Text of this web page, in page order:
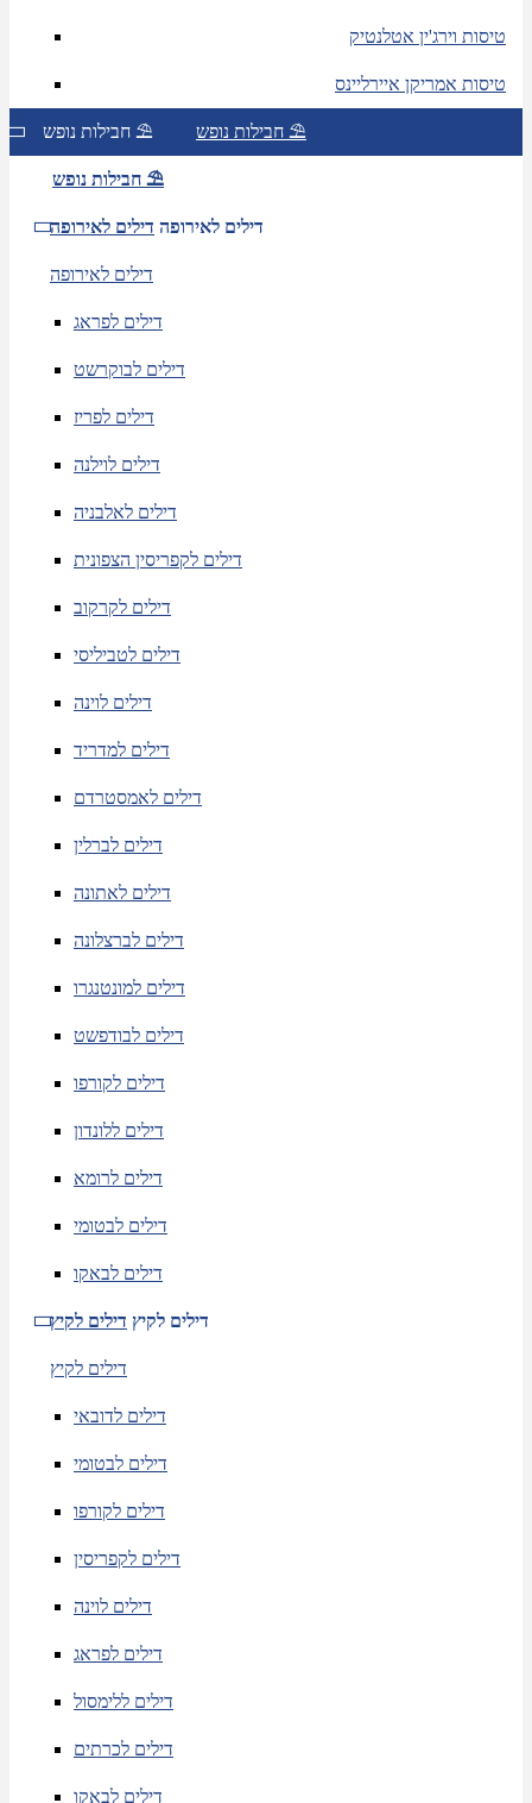
טיסות וירג'ין אטלנטיק
טיסות אמריקן איירליינס
חבילות נופש ⛱ חבילות נופש ⛱
חבילות נופש ⛱
דילים לאירופה דילים לאירופה
דילים לאירופה
דילים לפראג
דילים לבוקרשט
דילים לפריז
דילים לוילנה
דילים לאלבניה
דילים לקפריסין הצפונית
דילים לקרקוב
דילים לטביליסי
דילים לוינה
דילים למדריד
דילים לאמסטרדם
דילים לברלין
דילים לאתונה
דילים לברצלונה
דילים למונטנגרו
דילים לבודפשט
דילים לקורפו
דילים ללונדון
דילים לרומא
דילים לבטומי
דילים לבאקו
דילים לקיץ דילים לקיץ
דילים לקיץ
דילים לדובאי
דילים לבטומי
דילים לקורפו
דילים לקפריסין
דילים לוינה
דילים לפראג
דילים ללימסול
דילים לכרתים
דילים לבאקו